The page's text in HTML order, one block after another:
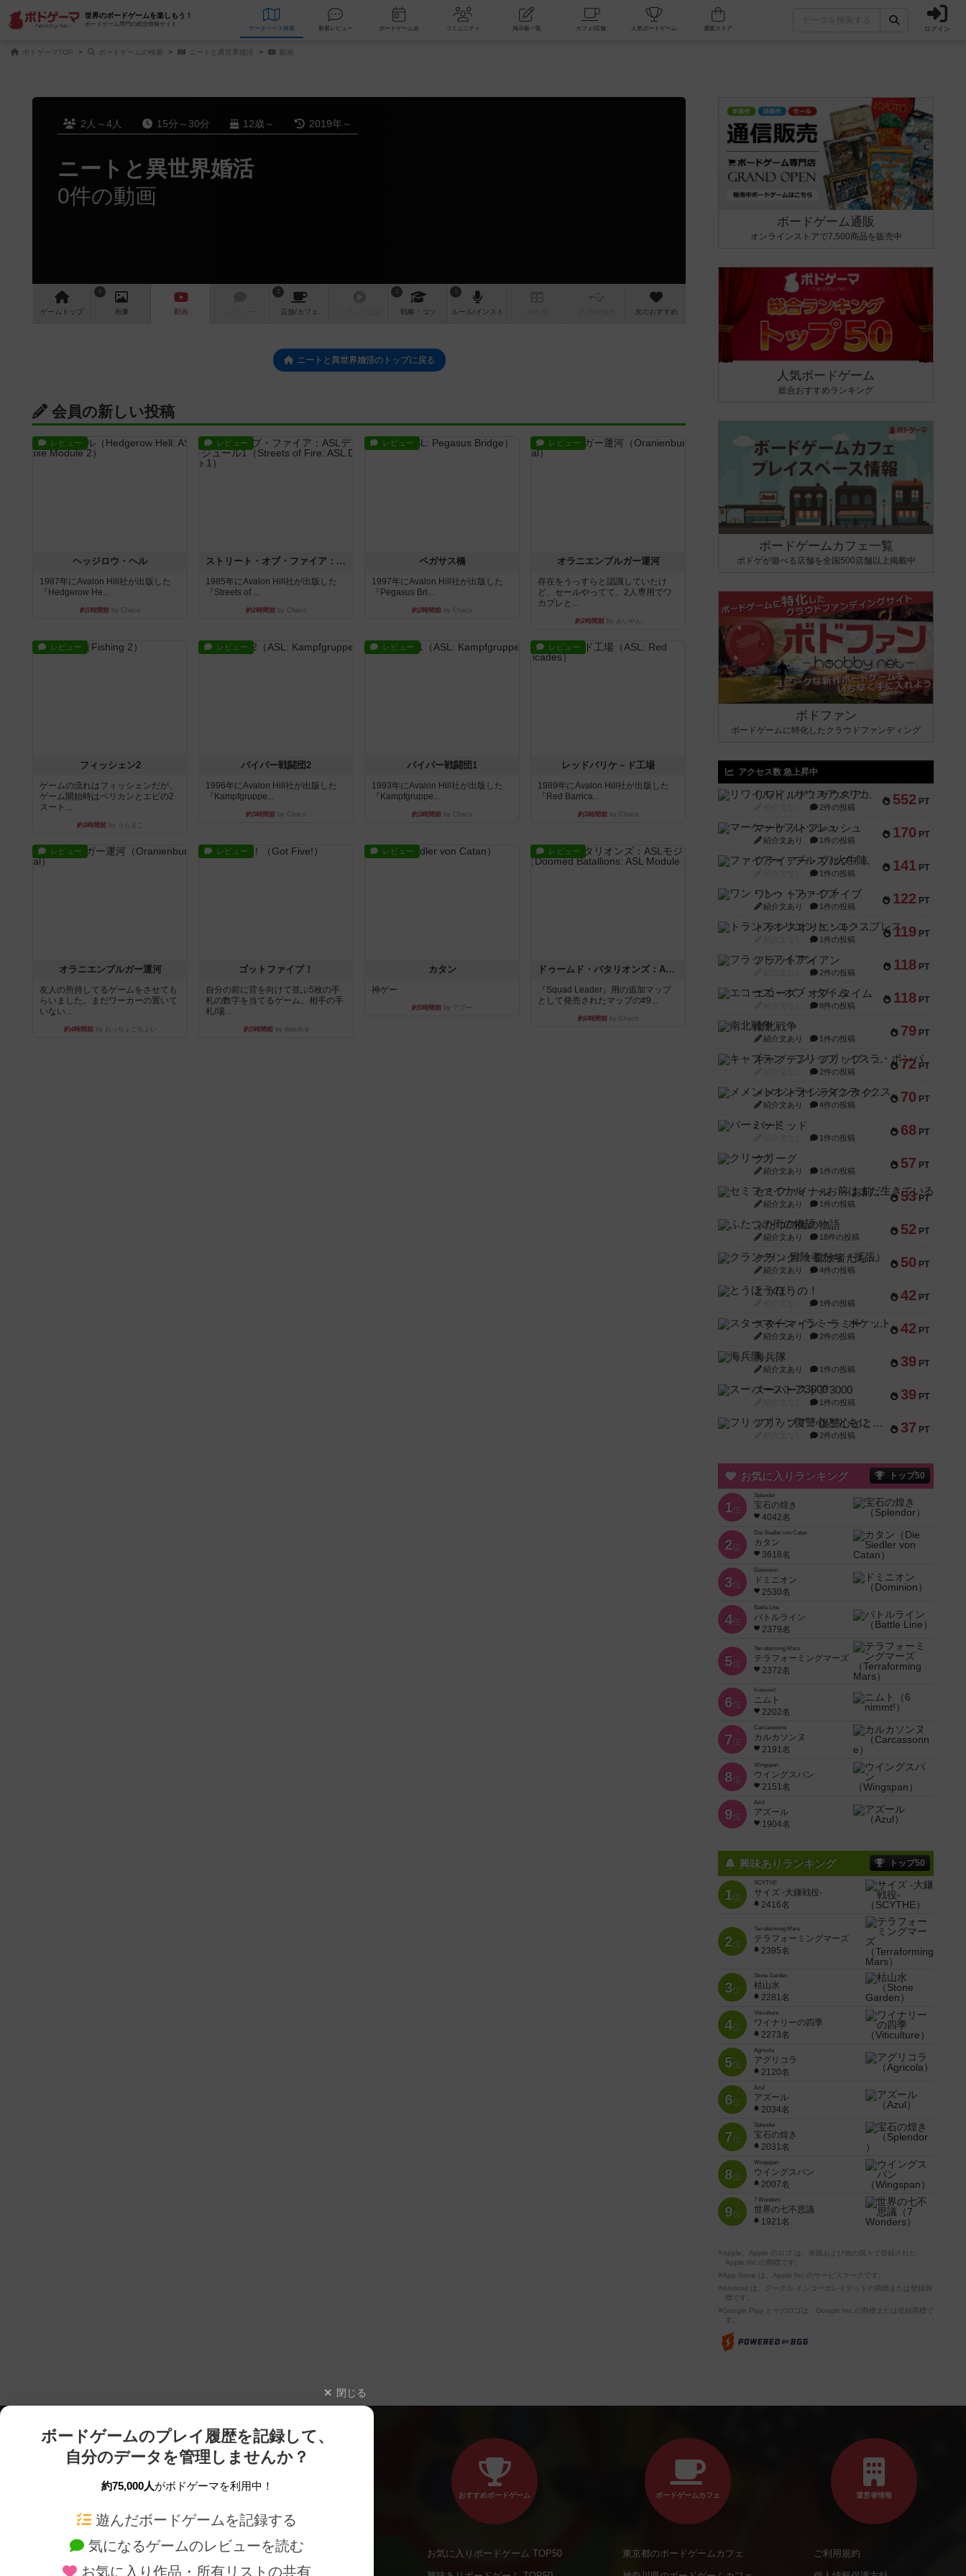
世界のボードゲームを楽しもう！
ボードゲーム専門の総合情報サイト
データベース 検索 新着レビュー ボードゲーム会 コミュニティ 掲示板一覧 カフェ/店舗 人気ボードゲーム ログイン
ボドゲーマTOP ボードゲームの検索 ニートと異世界婚活 動画
2人～4人 15分～30分 12歳～ 2019年～
ニートと異世界婚活
0件の動画
ゲーム トップ
9
画像 動画
2
店舗/カフェ
1
戦略 ・コツ
1
ルール/インスト 次のおすすめ
ニートと異世界婚活のトップに戻る
会員の新しい投稿
レビュー
ヘッジロウ・ヘル
1987年にAvalon Hill社が出版した
『Hedgerow He...
約1時間前 by Chaco
レビュー
ストリート・オブ・ファイア：ASLデラックスモジュール1
1985年にAvalon Hill社が出版した
『Streets of ...
約2時間前 by Chaco
レビュー
ペガサス橋
1997年にAvalon Hill社が出版した
『Pegasus Bri...
約2時間前 by Chaco
レビュー
オラニエンブルガー運河
存在をうっすらと認識していたけ
ど、セールやってて、2人専用でワ
カプレと...
約2時間前by みいやん
レビュー
フィッシェン2
ゲームの流れはフィッシェンだが、
ゲーム開始時はペリカンとエビの2
スート...
約3時間前by うらまこ
レビュー
パイパー戦闘団2
1996年にAvalon Hill社が出版した
『Kampfgruppe...
約3時間前 by Chaco
レビュー
パイパー戦闘団1
1993年にAvalon Hill社が出版した
『Kampfgruppe...
約3時間前 by Chaco
レビュー
レッドバリケ－ド工場
1989年にAvalon Hill社が出版した
『Red Barrica...
約3時間前 by Chaco
レビュー
オラニエンブルガー運河
友人の所持してるゲームをさせても
らいました。まだワーカーの置いて
いない...
約4時間前by おっちょこちょい
レビュー
ゴットファイブ！
自分の前に背を向けて並ぶ5枚の手
札の数字を当てるゲーム。相手の手
札/場...
約5時間前by daisdice
レビュー
カタン
神ゲー
約5時間前 by アプー
レビュー
ドゥームド・バタリオンズ：ASLモジュール11
『Squad Leader』用の追加マップ
として発売されたマップの#9...
約6時間前 by Chaco
ボードゲーム通販
オンラインストアで7,500商品を販売中
人気ボードゲーム
総合おすすめランキング
ボードゲームカフェ一覧
ボドゲが遊べる店舗を全国500店舗以上掲載中
ボドファン
ボードゲームに特化したクラウドファンディング
アクセス数 急上昇中
552 PT
リワイルド：サウスアメリカ
2件の投稿
170 PT
マーケットフレッシュ
紹介文あり 1件の投稿
141 PT
ファイアー・ブルズ / 火牛陣
1件の投稿
122 PT
ワン・トゥ・ファイブ
紹介文あり 1件の投稿
119 PT
トランスオリエント・エクスプレス
1件の投稿
118 PT
フラットアイアン
2件の投稿
118 PT
エコーズ・オブ・タイム
8件の投稿
79 PT
南北戦争
紹介文あり 1件の投稿
72 PT
キャプテン・フリップ：イスラ・ボンバ
2件の投稿
70 PT
メメントオンラインタクティクス
紹介文あり 4件の投稿
68 PT
パーミッド
1件の投稿
57 PT
クリーグ
紹介文あり 1件の投稿
53 PT
セミファイナル ～お前はまだ生きている～
紹介文あり 1件の投稿
52 PT
ふたつの街の物語
紹介文あり 18件の投稿
50 PT
クランク! ：冒険者たち（拡張）
紹介文あり 4件の投稿
42 PT
とうほうの！
1件の投稿
42 PT
スターマイン・ラミー ポケット
紹介文あり 2件の投稿
39 PT
海兵隊
紹介文あり 1件の投稿
39 PT
スーパーストア3000
1件の投稿
37 PT
フリップ７：復讐心とともに
2件の投稿
お気に入りランキング トップ50
1位
Splendor
宝石の煌き
4042名
2位
Die Siedler von Catan
カタン
3618名
3位
Dominion
ドミニオン
2530名
4位
Battle Line
バトルライン
2379名
5位
Terraforming Mars
テラフォーミングマーズ
2372名
6位
6 nimmt!
ニムト
2202名
7位
Carcassonne
カルカソンヌ
2191名
8位
Wingspan
ウイングスパン
2151名
9位
Azul
アズール
1904名
興味ありランキング トップ50
1位
SCYTHE
サイズ -大鎌戦役-
2416名
2位
Terraforming Mars
テラフォーミングマーズ
2395名
3位
Stone Garden
枯山水
2281名
4位
Viticulture
ワイナリーの四季
2273名
5位
Agricola
アグリコラ
2120名
6位
Azul
アズール
2034名
7位
Splendor
宝石の煌き
2031名
8位
Wingspan
ウイングスパン
2007名
9位
7 Wonders
世界の七不思議
1921名
※Apple、Apple のロゴ は、米国および他の国々で登録された
Apple Inc.の商標です。
※App Store は、Apple Inc.のサービスマークです。
※Android は、グーグル インコーポレイテッドの商標または登録商
標です。
※Google Play とそのロゴは、Google Inc.の商標または登録商標で
す。
閉じる
ボードゲームのプレイ履歴を記録して、
自分のデータを管理しませんか？
約75,000人がボドゲーマを利用中！
遊んだボードゲームを記録する
気になるゲームのレビューを読む
お気に入り作品・所有リストの共有
ボードゲームを検索する 新作・再入荷情報
おすすめボードゲーム
お気に入りボードゲーム TOP50
ボードゲームカフェ
東京都のボードゲームカフェ
運営者情報
ご利用規約